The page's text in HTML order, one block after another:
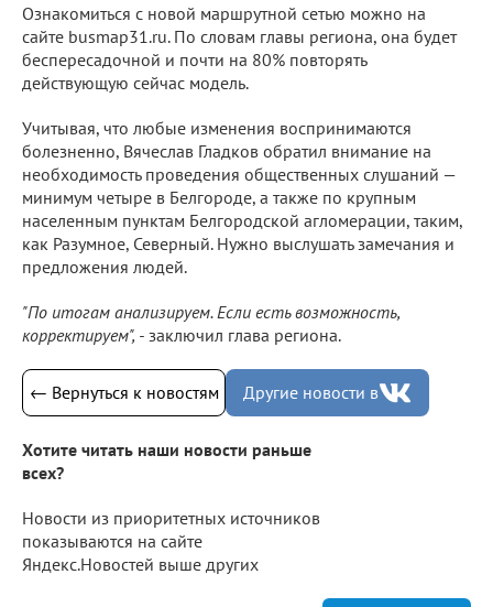
Ознакомиться с новой маршрутной сетью можно на
сайте busmap31.ru. По словам главы региона, она будет
беспересадочной и почти на 80% повторять
действующую сейчас модель.
Учитывая, что любые изменения воспринимаются
болезненно, Вячеслав Гладков обратил внимание на
необходимость проведения общественных слушаний —
минимум четыре в Белгороде, а также по крупным
населенным пунктам Белгородской агломерации, таким,
как Разумное, Северный. Нужно выслушать замечания и
предложения людей.
"По итогам анализируем. Если есть возможность,
корректируем", - заключил глава региона.
← Вернуться к новостям Другие новости в
Хотите читать наши новости раньше
всех?
Новости из приоритетных источников
показываются на сайте
Яндекс.Новостей выше других